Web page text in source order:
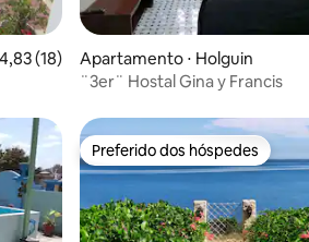
de uma avaliação média de 5, 18
4,83 (18)
Apartamento ⋅ Holguin
¨3er¨ Hostal Gina y Francis
Preferido dos hóspedes
Preferido dos hóspedes